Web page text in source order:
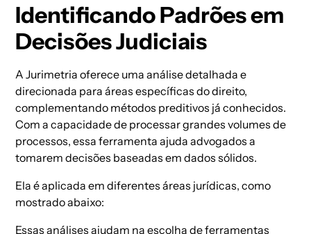
Identificando Padrões em
Decisões Judiciais
A Jurimetria oferece uma análise detalhada e
direcionada para áreas específicas do direito,
complementando métodos preditivos já conhecidos.
Com a capacidade de processar grandes volumes de
processos, essa ferramenta ajuda advogados a
tomarem decisões baseadas em dados sólidos.
Ela é aplicada em diferentes áreas jurídicas, como
mostrado abaixo:
Essas análises ajudam na escolha de ferramentas